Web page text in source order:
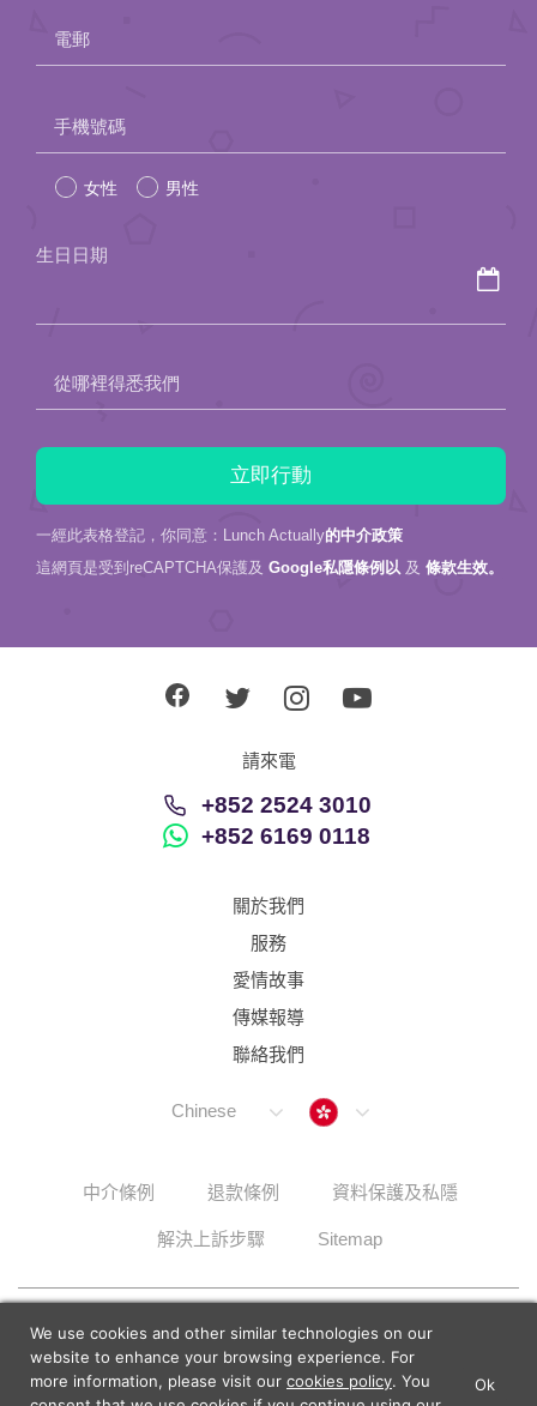
電郵
leave
this
手機號碼
女性 男性
生日日期
從哪裡得悉我們
一經此表格登記，你同意：Lunch Actually的中介政策
這網頁是受到reCAPTCHA保護及 Google私隱條例以 及 條款生效。
請來電
+852 2524 3010
+852 6169 0118
關於我們
服務
愛情故事
傳媒報導
聯絡我們
Chinese Hong Kong
中介條例 退款條例 資料保護及私隱
解決上訴步驟 Sitemap
Lunch Actually - Dating For
We use cookies and other similar technologies on our
website to enhance your browsing experience. For
more information, please visit our cookies policy. You
Ok